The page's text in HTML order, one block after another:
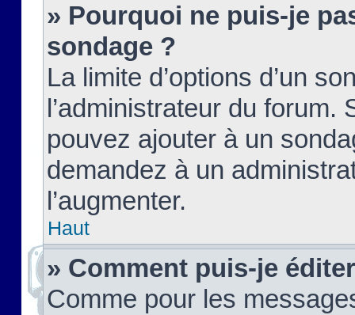
» Pourquoi ne puis-je
sondage ?
La limite d’options d’un
l’administrateur du forum.
pouvez ajouter à un
demandez à un
l’augmenter.
Haut
» Comment puis-je
Comme pour les